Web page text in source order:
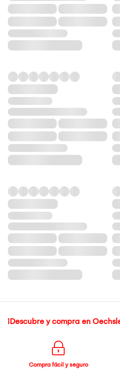
¡Descubre y compra en
Compra fácil y seguro